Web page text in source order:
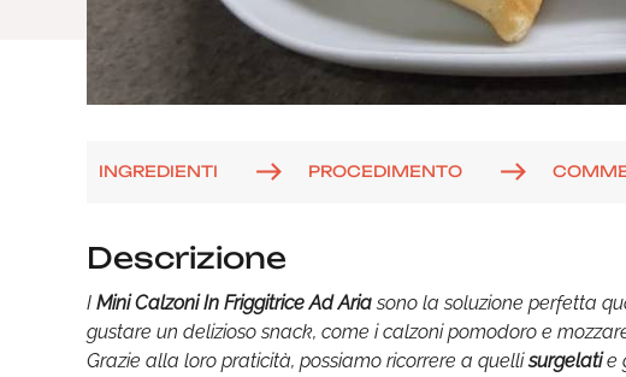
INGREDIENTI PROCEDIMENTO
Descrizione
I Mini Calzoni In Friggitrice Ad Ariasono la soluzione perfetta
gustare un delizioso snack, come i calzoni pomodoro e
Grazie alla loro praticità, possiamo ricorrere a quellisurgelatie